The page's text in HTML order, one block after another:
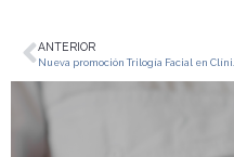
ANTERIOR